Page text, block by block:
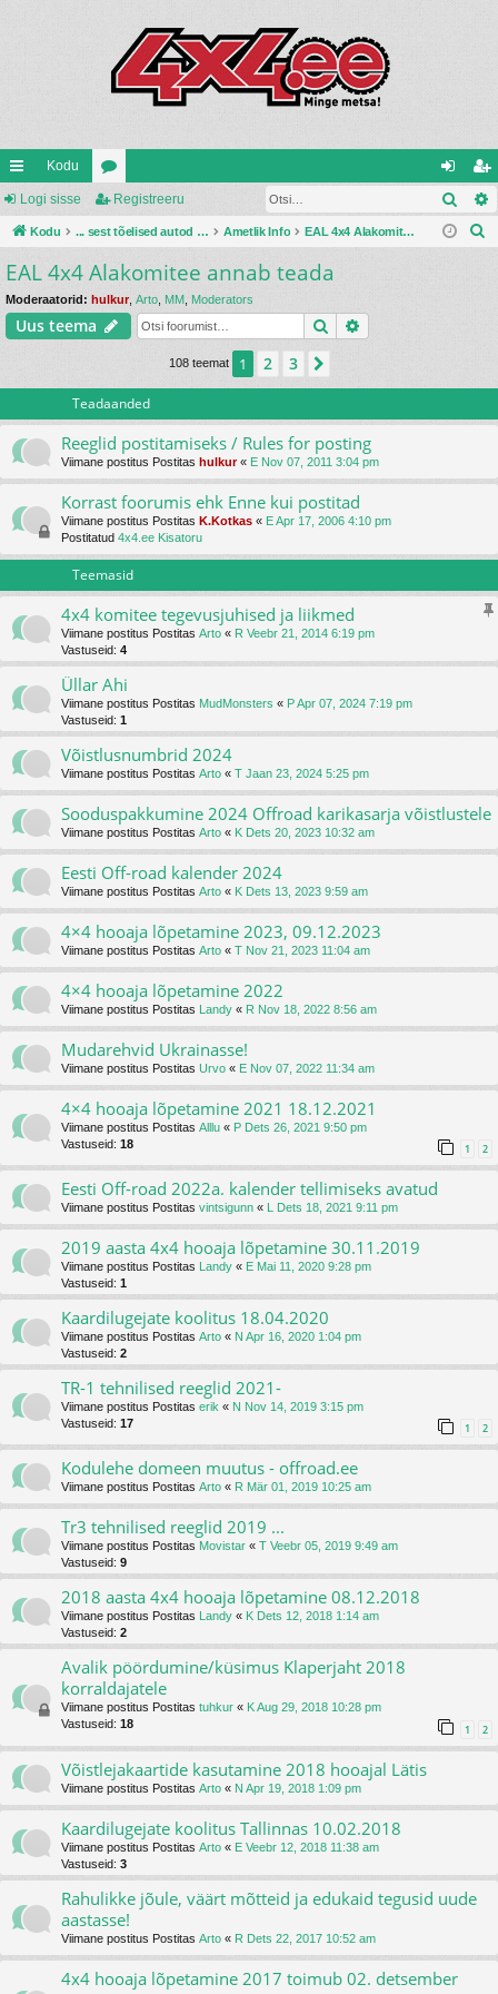
iirl
in
gi
d
Kodu
oo
ru
mi
d
og
i
eg
ist
Logi sisse Registreeru Otsi
Kodu ... sest tõelised autod ehitatakse ise ... Ametlik Info EAL 4x4 Alakomitee annab teada
EAL 4x4 Alakomitee annab teada
Moderaatorid: hulkur, Arto MM Moderators
Uus teema Otsi
108 teemat 1 2 3
Teadaanded
Reeglid postitamiseks / Rules for posting
Viimane postitus Postitas hulkur« E Nov 07, 2011 3:04 pm
Korrast foorumis ehk Enne kui postitad
Viimane postitus Postitas K.Kotkas « E Apr 17, 2006 4:10 pm
Postitatud 4x4.ee Kisatoru
Teemasid
4x4 komitee tegevusjuhised ja liikmed
Viimane postitus Postitas Arto « R Veebr 21, 2014 6:19 pm
Vastuseid: 4
Üllar Ahi
Viimane postitus Postitas MudMonsters « P Apr 07, 2024 7:19 pm
Vastuseid: 1
Võistlusnumbrid 2024
Viimane postitus Postitas Arto « T Jaan 23, 2024 5:25 pm
Sooduspakkumine 2024 Offroad karikasarja võistlustele
Viimane postitus Postitas Arto « K Dets 20, 2023 10:32 am
Eesti Off-road kalender 2024
Viimane postitus Postitas Arto « K Dets 13, 2023 9:59 am
4×4 hooaja lõpetamine 2023, 09.12.2023
Viimane postitus Postitas Arto « T Nov 21, 2023 11:04 am
4×4 hooaja lõpetamine 2022
Viimane postitus Postitas Landy « R Nov 18, 2022 8:56 am
Mudarehvid Ukrainasse!
Viimane postitus Postitas Urvo « E Nov 07, 2022 11:34 am
4×4 hooaja lõpetamine 2021 18.12.2021
Viimane postitus Postitas Alllu « P Dets 26, 2021 9:50 pm
Vastuseid: 18 1 2
Eesti Off-road 2022a. kalender tellimiseks avatud
Viimane postitus Postitas vintsigunn « L Dets 18, 2021 9:11 pm
2019 aasta 4x4 hooaja lõpetamine 30.11.2019
Viimane postitus Postitas Landy « E Mai 11, 2020 9:28 pm
Vastuseid: 1
Kaardilugejate koolitus 18.04.2020
Viimane postitus Postitas Arto « N Apr 16, 2020 1:04 pm
Vastuseid: 2
TR-1 tehnilised reeglid 2021-
Viimane postitus Postitas erik « N Nov 14, 2019 3:15 pm
Vastuseid: 17 1 2
Kodulehe domeen muutus - offroad.ee
Viimane postitus Postitas Arto « R Mär 01, 2019 10:25 am
Tr3 tehnilised reeglid 2019 ...
Viimane postitus Postitas Movistar « T Veebr 05, 2019 9:49 am
Vastuseid: 9
2018 aasta 4x4 hooaja lõpetamine 08.12.2018
Viimane postitus Postitas Landy « K Dets 12, 2018 1:14 am
Vastuseid: 2
Avalik pöördumine/küsimus Klaperjaht 2018
korraldajatele
Viimane postitus Postitas tuhkur « K Aug 29, 2018 10:28 pm
Vastuseid: 18 1 2
Võistlejakaartide kasutamine 2018 hooajal Lätis
Viimane postitus Postitas Arto « N Apr 19, 2018 1:09 pm
Kaardilugejate koolitus Tallinnas 10.02.2018
Viimane postitus Postitas Arto « E Veebr 12, 2018 11:38 am
Vastuseid: 3
Rahulikke jõule, väärt mõtteid ja edukaid tegusid uude
aastasse!
Viimane postitus Postitas Arto « R Dets 22, 2017 10:52 am
4x4 hooaja lõpetamine 2017 toimub 02. detsember